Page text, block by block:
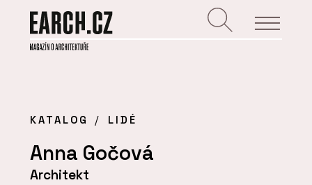
KATALOG LIDÉ
Anna Gočová
Architekt